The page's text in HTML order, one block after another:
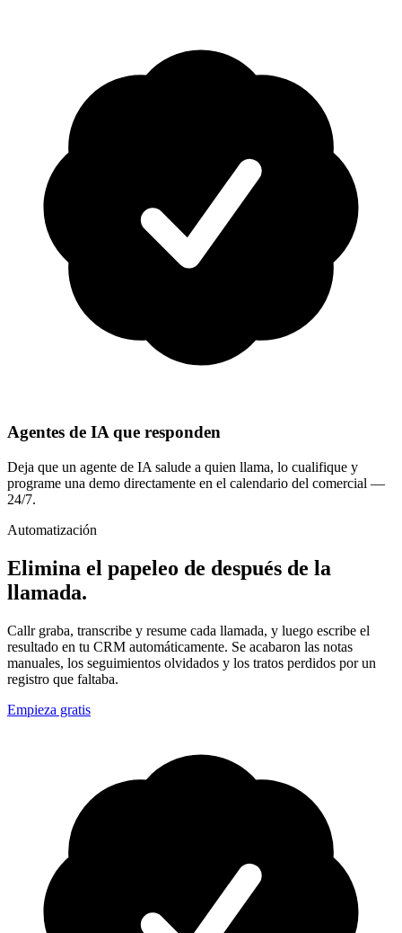
Agentes de IA que responden
Deja que un agente de IA salude a quien llama, lo cualifique y
programe una demo directamente en el calendario del comercial —
24/7.
Automatización
Elimina el papeleo de después de la
llamada.
Callr graba, transcribe y resume cada llamada, y luego escribe el
resultado en tu CRM automáticamente. Se acabaron las notas
manuales, los seguimientos olvidados y los tratos perdidos por un
registro que faltaba.
Empieza gratis